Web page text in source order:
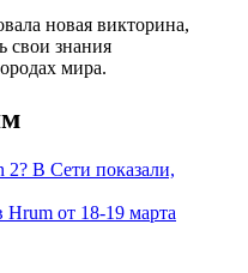
новая викторина,
свои знания
мира.
2? В Сети показали,
от 18-19 марта